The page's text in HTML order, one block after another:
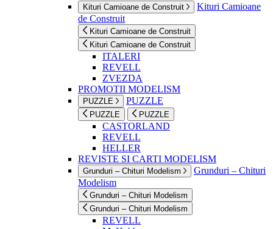
Kituri Camioane de Construit
Kituri Camioane
de Construit
Kituri Camioane de Construit
Kituri Camioane de Construit
ITALERI
REVELL
ZVEZDA
PROMOTII MODELISM
PUZZLE PUZZLE
PUZZLE PUZZLE
CASTORLAND
REVELL
HELLER
REVISTE SI CARTI MODELISM
Grunduri – Chituri Modelism
Grunduri – Chituri
Modelism
Grunduri – Chituri Modelism
Grunduri – Chituri Modelism
REVELL